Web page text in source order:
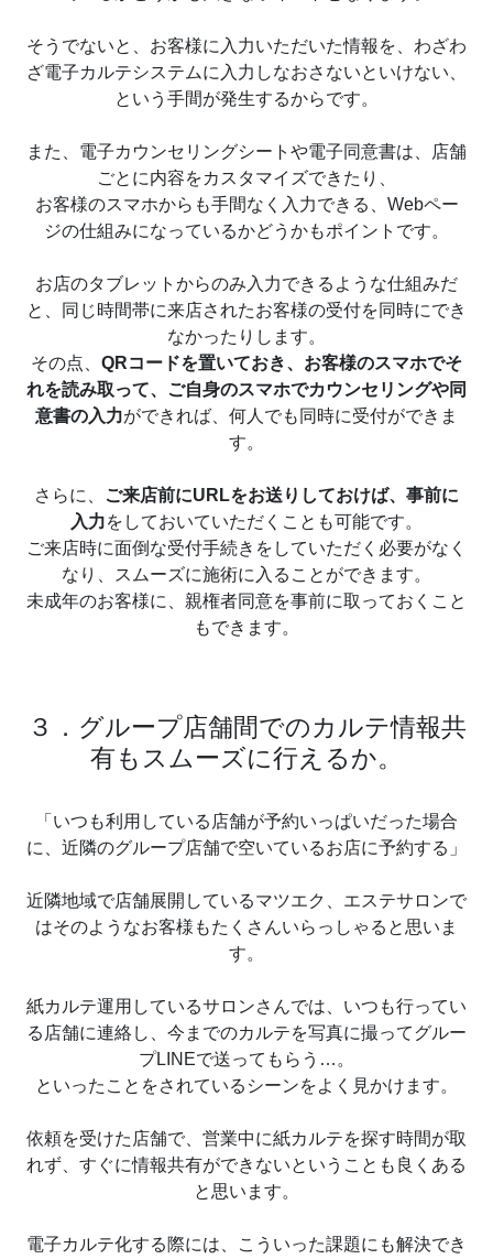
そうでないと、お客様に入力いただいた情報を、わざわ
ざ電子カルテシステムに入力しなおさないといけない、
という手間が発生するからです。
また、電子カウンセリングシートや電子同意書は、店舗
ごとに内容をカスタマイズできたり、
お客様のスマホからも手間なく入力できる、Webペー
ジの仕組みになっているかどうかもポイントです。
お店のタブレットからのみ入力できるような仕組みだ
と、同じ時間帯に来店されたお客様の受付を同時にでき
なかったりします。
その点、 QRコードを置いておき、お客様のスマホでそ
れを読み取って、ご自身のスマホでカウンセリングや同
意書の入力ができれば、何人でも同時に受付ができま
す。
さらに、
ご来店前にURLをお送りしておけば、事前に
入力をしておいていただくことも可能です。
ご来店時に面倒な受付手続きをしていただく必要がなく
なり、スムーズに施術に入ることができます。
未成年のお客様に、親権者同意を事前に取っておくこと
もできます。
３．グループ店舗間でのカルテ情報共
有もスムーズに行えるか。
「いつも利用している店舗が予約いっぱいだった場合
に、近隣のグループ店舗で空いているお店に予約する」
近隣地域で店舗展開しているマツエク、エステサロンで
はそのようなお客様もたくさんいらっしゃると思いま
す。
紙カルテ運用しているサロンさんでは、いつも行ってい
る店舗に連絡し、今までのカルテを写真に撮ってグルー
プLINEで送ってもらう…。
といったことをされているシーンをよく見かけます。
依頼を受けた店舗で、営業中に紙カルテを探す時間が取
れず、すぐに情報共有ができないということも良くある
と思います。
電子カルテ化する際には、こういった課題にも解決でき